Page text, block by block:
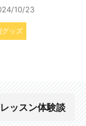
10/23
グッズ
ッスン体験談